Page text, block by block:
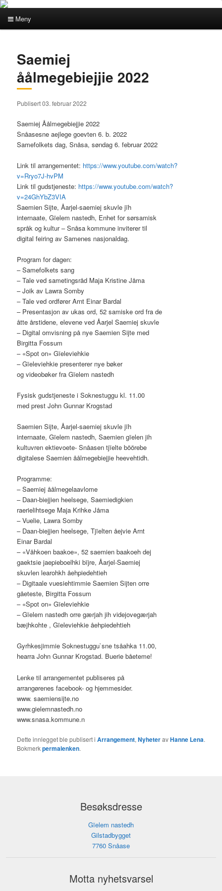
Meny
direkte
til
hovedinnholdet
direkte
til
sekundærinnholdet
Saemiej
åålmegebiejjie 2022
Publisert 03. februar 2022
Saemiej Åålmegebiejjie 2022
Snåasesne aejlege goevten 6. b. 2022
Samefolkets dag, Snåsa, søndag 6. februar 2022
Link til arrangementet: https://www.youtube.com/watch?
v=Rryo7J-hvPM
Link til gudstjeneste: https://www.youtube.com/watch?
v=24GhYbZ3VIA
Saemien Sijte, Åarjel-saemiej skuvle jïh
internaate, Gïelem nastedh, Enhet for sørsamisk
språk og kultur – Snåsa kommune inviterer til
digital feiring av Samenes nasjonaldag.
Program for dagen:
– Samefolkets sang
– Tale ved sametingsråd Maja Kristine Jåma
– Joik av Lawra Somby
– Tale ved ordfører Arnt Einar Bardal
– Presentasjon av ukas ord, 52 samiske ord fra de
åtte årstidene, elevene ved Åarjel Saemiej skuvle
– Digital omvisning på nye Saemien Sijte med
Birgitta Fossum
– «Spot on» Gïeleviehkie
– Gïeleviehkie presenterer nye bøker
og videobøker fra Gïelem nastedh
Fysisk gudstjeneste i Soknestuggu kl. 11.00
med prest John Gunnar Krogstad
Saemien Sijte, Åarjel-saemiej skuvle jïh
internaate, Gïelem nastedh, Saemien gïelen jih
kultuvren ektievoete- Snåasen tjïelte böörebe
digitalese Saemien åålmegebiejjie heevehtidh.
Programme:
– Saemiej åålmegelaavlome
– Daan-biejjien heelsege, Saemiedigkien
raerielihtsege Maja Krihke Jåma
– Vuelie, Lawra Somby
– Daan-biejjien heelsege, Tjïelten åejvie Arnt
Einar Bardal
– «Våhkoen baakoe», 52 saemien baakoeh dej
gaektsie jaepieboelhki bïjre, Åarjel-Saemiej
skuvlen learohkh åehpiedehtieh
– Digitaale vuesiehtimmie Saemien Sijten orre
gåeteste, Birgitta Fossum
– «Spot on» Gïeleviehkie
– Gïelem nastedh orre gærjah jih videjovegærjah
bæjhkohte , Gïeleviehkie åehpiedehtieh
Gyrhkesjimmie Soknestuggu`sne tsåahka 11.00,
hearra John Gunnar Krogstad. Buerie båeteme!
Lenke til arrangementet publiseres på
arrangørenes facebook- og hjemmesider.
www. saemiensijte.no
www.gielemnastedh.no
www.snasa.kommune.n
Dette innlegget ble publisert iArrangement,NyheteravHanne Lena.
Bokmerkpermalenken.
Besøksdresse
Gïelem nastedh
Gilstadbygget
7760 Snåase
Motta nyhetsvarsel